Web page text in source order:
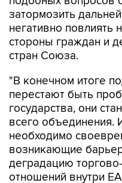
затормозить
негативно повлиять
стороны граждан и
стран Союза.
"В конечном итоге
перестают быть
государства, они
всего объединения.
необходимо
возникающие
деградацию
отношений внутри